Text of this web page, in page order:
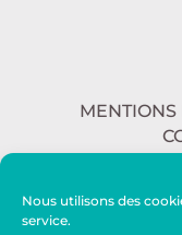
Nous utilisons des
service.